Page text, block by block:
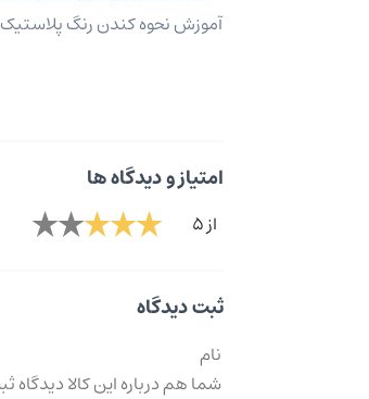
آموزش نحوه کندن رنگ پلاستیک
امتیاز و دیدگاه ها
از 5
ثبت دیدگاه